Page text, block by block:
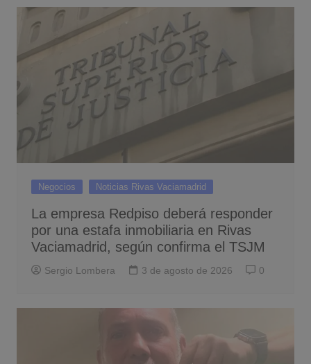
Negocios Noticias Rivas Vaciamadrid
La empresa Redpiso deberá responder
por una estafa inmobiliaria en Rivas
Vaciamadrid, según confirma el TSJM
Sergio Lombera 3 de agosto de 2026 0